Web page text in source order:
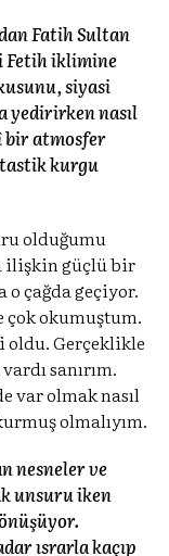
Fatih Sultan
Fetih iklimine
siyasi
yedirirken nasıl
bir atmosfer
kurgu
olduğumu
ilişkin güçlü bir
o çağda geçiyor.
çok okumuştum.
oldu. Gerçeklikle
sanırım.
var olmak nasıl
olmalıyım.
nesneler ve
unsuru iken
ısrarla kaçıp